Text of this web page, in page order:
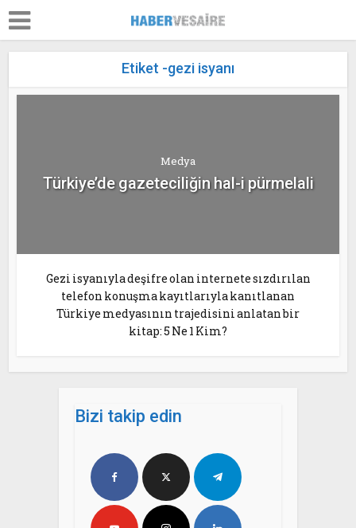
Etiket -gezi isyanı
Medya
Türkiye’de gazeteciliğin hal-i pürmelali
Gezi isyanıyla deşifre olan internete sızdırılan
telefon konuşma kayıtlarıyla kanıtlanan
Türkiye medyasının trajedisini anlatan bir
kitap: 5 Ne 1 Kim?
Bizi takip edin